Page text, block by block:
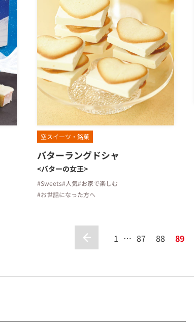
空スイーツ・銘菓
バターラングドシャ
<バターの女王>
#Sweets#人気#お家で楽しむ
#お世話になった方へ
1 … 87 88 89